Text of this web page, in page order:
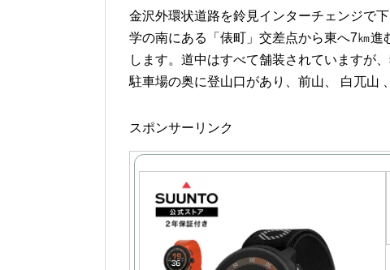
金沢外環状道路を鈴見インターチェンジで
学の南にある「俵町」交差点から東へ7㎞進
します。道中はすべて舗装されていますが
駐車場の奥に登山口があり、前山、 白兀山
スポンサーリンク